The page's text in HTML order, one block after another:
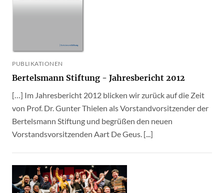
PUBLIKATIONEN
Bertelsmann Stiftung - Jahresbericht 2012
[…] Im Jahresbericht 2012 blicken wir zurück auf die Zeit
von Prof. Dr. Gunter Thielen als Vorstandvorsitzender der
Bertelsmann Stiftung und begrüßen den neuen
Vorstandsvorsitzenden Aart De Geus. [...]